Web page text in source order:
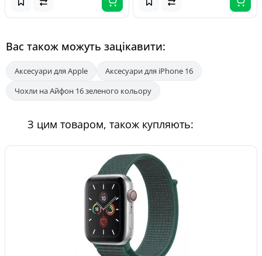
Вас також можуть зацікавити:
Аксесуари для Apple
Аксесуари для iPhone 16
Чохли на Айфон 16 зеленого кольору
З цим товаром, також купляють: